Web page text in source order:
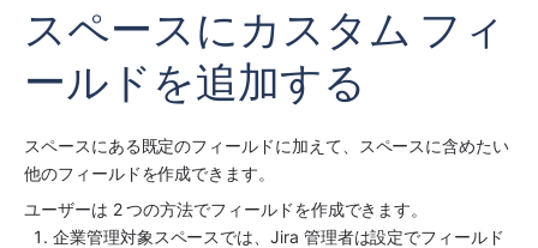
スペースにカスタム フィ
ールドを追加する
スペースにある既定のフィールドに加えて、 スペースに含めたい
他のフィールドを作成できます。
ユーザーは 2 つの方法でフィールドを作成できます。
企業管理対象 スペースでは、Jira 管理者は設定でフィールド